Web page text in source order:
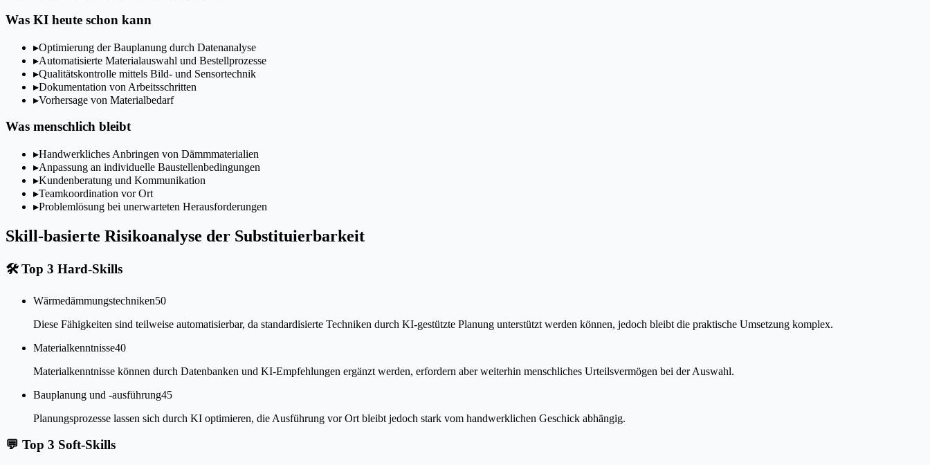
Was KI heute schon kann
▸Optimierung der Bauplanung durch Datenanalyse
▸Automatisierte Materialauswahl und Bestellprozesse
▸Qualitätskontrolle mittels Bild- und Sensortechnik
▸Dokumentation von Arbeitsschritten
▸Vorhersage von Materialbedarf
Was menschlich bleibt
▸Handwerkliches Anbringen von Dämmmaterialien
▸Anpassung an individuelle Baustellenbedingungen
▸Kundenberatung und Kommunikation
▸Teamkoordination vor Ort
▸Problemlösung bei unerwarteten Herausforderungen
Skill-basierte Risikoanalyse der Substituierbarkeit
🛠Top 3 Hard-Skills
Wärmedämmungstechniken50
Diese Fähigkeiten sind teilweise automatisierbar, da standardisierte Techniken durch KI-gestützte Planung unterstützt werden können, jedoch bleibt die praktische Umsetzung komplex.
Materialkenntnisse40
Materialkenntnisse können durch Datenbanken und KI-Empfehlungen ergänzt werden, erfordern aber weiterhin menschliches Urteilsvermögen bei der Auswahl.
Bauplanung und -ausführung45
Planungsprozesse lassen sich durch KI optimieren, die Ausführung vor Ort bleibt jedoch stark vom handwerklichen Geschick abhängig.
💬 Top 3 Soft-Skills